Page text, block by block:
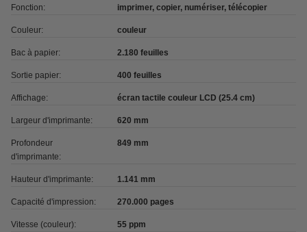
Fonction: imprimer, copier, numériser, télécopier
Couleur: couleur
Bac à papier: 2.180 feuilles
Sortie papier: 400 feuilles
Affichage: écran tactile couleur LCD (25.4 cm)
Largeur d'imprimante: 620 mm
Profondeur
d'imprimante:
849 mm
Hauteur d'imprimante: 1.141 mm
Capacité d'impression: 270.000 pages
Vitesse (couleur): 55 ppm